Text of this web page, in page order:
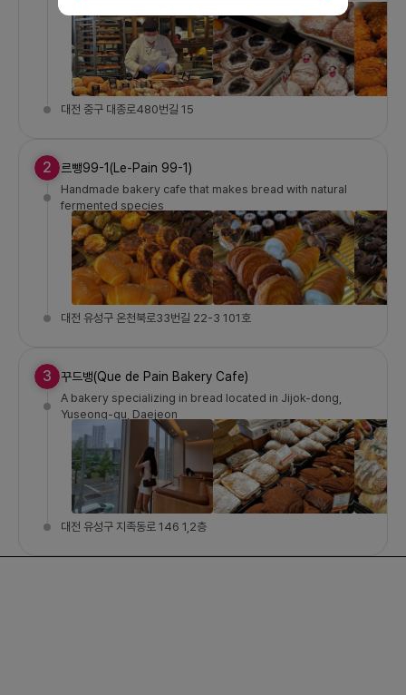
대전 중구 대종로480번길 15
2 르뺑99-1(Le-Pain 99-1)
Handmade bakery cafe that makes bread with natural
fermented species
대전 유성구 온천북로33번길 22-3 101호
3 꾸드뱅(Que de Pain Bakery Cafe)
A bakery specializing in bread located in Jijok-dong,
Yuseong-gu, Daejeon
대전 유성구 지족동로 146 1,2층